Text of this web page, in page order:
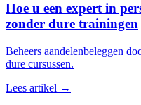
Hoe u een expert in
zonder dure trainingen
Beheers aandelenbeleggen
dure cursussen.
Lees artikel →